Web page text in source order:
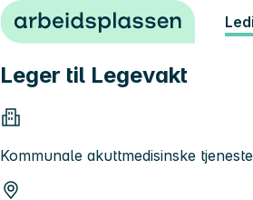
Hopp til innhold
Leger til Legevakt
Kommunale akuttmedisinske